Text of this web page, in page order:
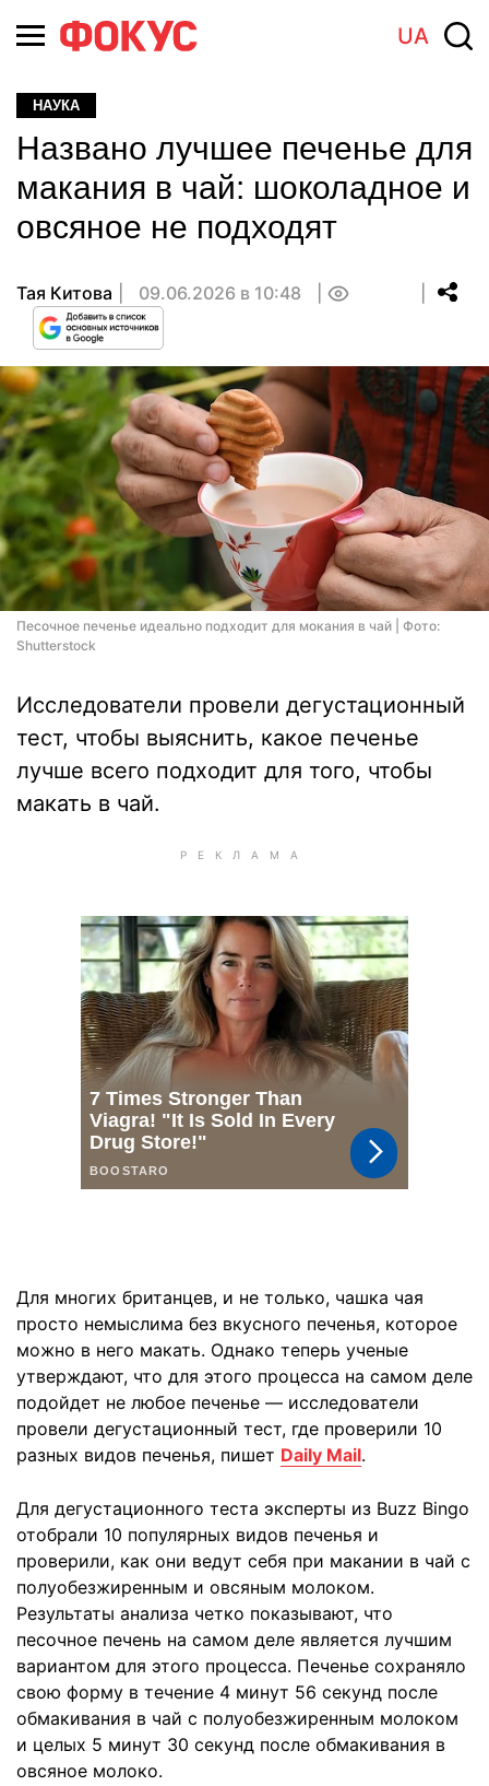
UA
НАУКА
Названо лучшее печенье для
макания в чай: шоколадное и
овсяное не подходят
Тая Китова 09.06.2026 в 10:48
Песочное печенье идеально подходит для мокания в чай | Фото:
Shutterstock
Исследователи провели дегустационный
тест, чтобы выяснить, какое печенье
лучше всего подходит для того, чтобы
макать в чай.
Для многих британцев, и не только, чашка чая
просто немыслима без вкусного печенья, которое
можно в него макать. Однако теперь ученые
утверждают, что для этого процесса на самом деле
подойдет не любое печенье — исследователи
провели дегустационный тест, где проверили 10
разных видов печенья, пишет Daily Mail.
Для дегустационного теста эксперты из Buzz Bingo
отобрали 10 популярных видов печенья и
проверили, как они ведут себя при макании в чай с
полуобезжиренным и овсяным молоком.
Результаты анализа четко показывают, что
песочное печень на самом деле является лучшим
вариантом для этого процесса. Печенье сохраняло
свою форму в течение 4 минут 56 секунд после
обмакивания в чай с полуобезжиренным молоком
и целых 5 минут 30 секунд после обмакивания в
овсяное молоко.